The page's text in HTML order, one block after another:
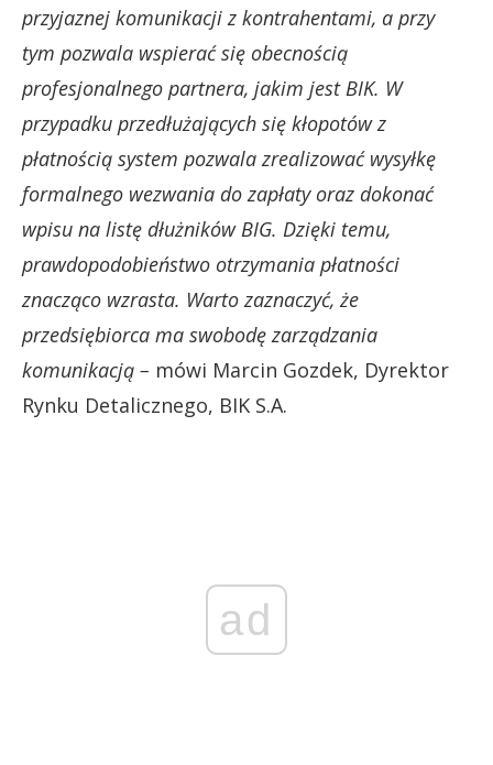
przyjaznej komunikacji z kontrahentami, a przy
tym pozwala wspierać się obecnością
profesjonalnego partnera, jakim jest BIK. W
przypadku przedłużających się kłopotów z
płatnością system pozwala zrealizować wysyłkę
formalnego wezwania do zapłaty oraz dokonać
wpisu na listę dłużników BIG. Dzięki temu,
prawdopodobieństwo otrzymania płatności
znacząco wzrasta. Warto zaznaczyć, że
przedsiębiorca ma swobodę zarządzania
komunikacją – mówi Marcin Gozdek, Dyrektor
Rynku Detalicznego, BIK S.A.
ad